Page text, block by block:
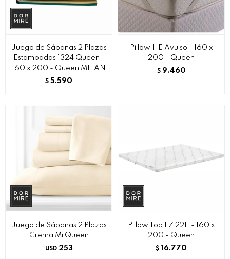
Juego de Sábanas 2 Plazas
Estampadas 1324 Queen -
160 x 200 - Queen MILAN
$ 5.590
Pillow HE Avulso - 160 x
200 - Queen
$ 9.460
Juego de Sábanas 2 Plazas
Crema Mi Queen
USD 253
Pillow Top LZ 2211 - 160 x
200 - Queen
$ 16.770